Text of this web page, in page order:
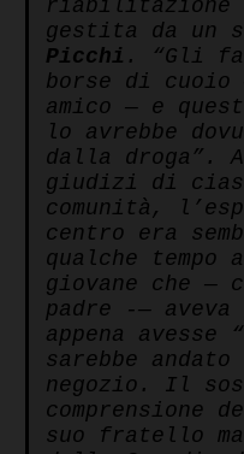
riabilitazione
gestita da un
Picchi . “Gli
borse di cuoio
amico — e
lo avrebbe
dalla droga”.
giudizi di
comunità,
centro era
qualche
giovane che —
padre -— aveva
appena avesse
sarebbe
negozio. Il
comprensione
suo fratello